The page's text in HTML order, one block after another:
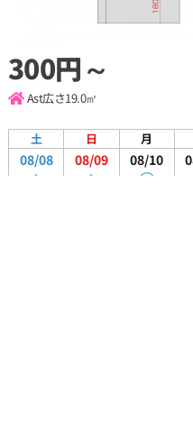
300円～
Ast広さ19.0㎡
土
08/08
日
08/09
月
08/10